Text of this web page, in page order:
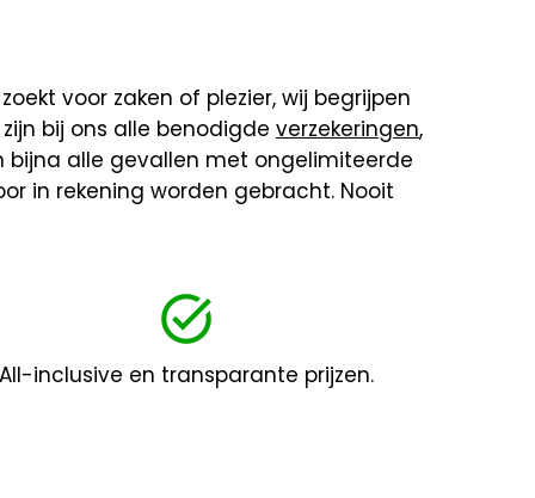
voor zaken of plezier, wij begrijpen
bij ons alle benodigde verzekeringen,
bijna alle gevallen met ongelimiteerde
in rekening worden gebracht. Nooit
All-inclusive en transparante prijzen.